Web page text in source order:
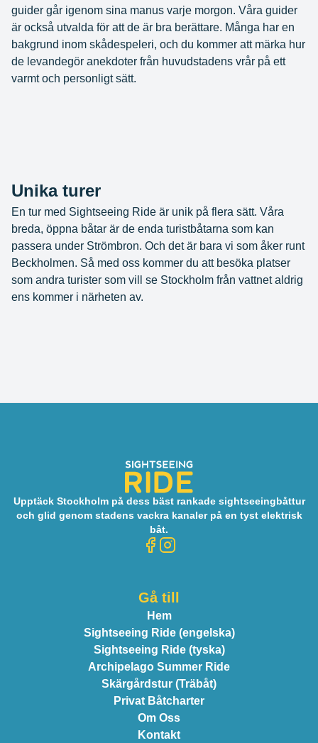
guider går igenom sina manus varje morgon. Våra guider
är också utvalda för att de är bra berättare. Många har en
bakgrund inom skådespeleri, och du kommer att märka hur
de levandegör anekdoter från huvudstadens vrår på ett
varmt och personligt sätt.
Unika turer
En tur med Sightseeing Ride är unik på flera sätt. Våra
breda, öppna båtar är de enda turistbåtarna som kan
passera under Strömbron. Och det är bara vi som åker runt
Beckholmen. Så med oss kommer du att besöka platser
som andra turister som vill se Stockholm från vattnet aldrig
ens kommer i närheten av.
Upptäck Stockholm på dess bäst rankade sightseeingbåttur
och glid genom stadens vackra kanaler på en tyst elektrisk
båt.
Gå till
Hem
Sightseeing Ride (engelska)
Sightseeing Ride (tyska)
Archipelago Summer Ride
Skärgårdstur (Träbåt)
Privat Båtcharter
Om Oss
Kontakt